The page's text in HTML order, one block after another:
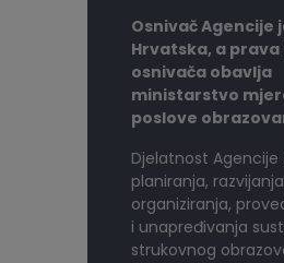
Osnivač Agencije
Hrvatska, a prava
osnivača obavlja
ministarstvo
poslove
Djelatnost Agencije
planiranja,
organiziranja,
i unapređivanja
strukovnog